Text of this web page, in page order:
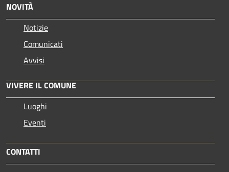
NOVITÀ
Notizie
Comunicati
Avvisi
VIVERE IL COMUNE
Luoghi
Eventi
CONTATTI